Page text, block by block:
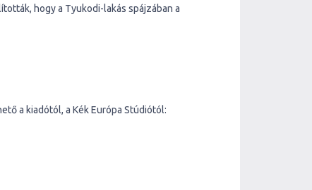
hogy a Tyukodi-lakás spájzában a
a kiadótól, a Kék Európa Stúdiótól: